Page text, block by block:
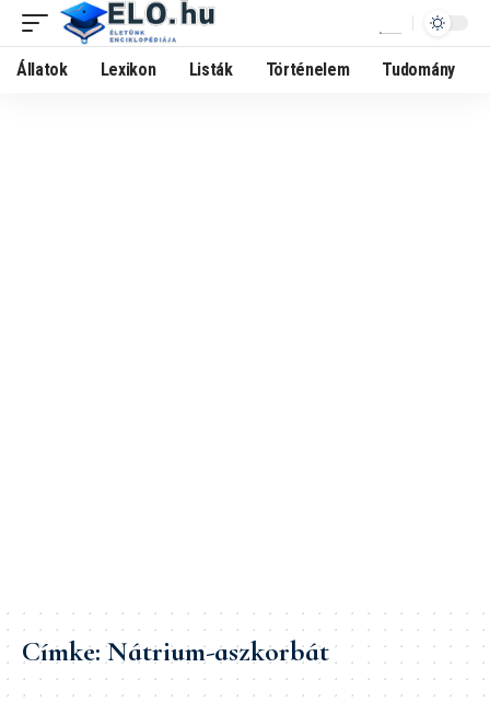
Állatok Lexikon Listák Történelem Tudomány
Címke:Nátrium-aszkorbát